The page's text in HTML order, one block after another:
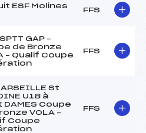
ESF Molines
FFS
GAP –
de Bronze
– Qualif Coupe
FFS
St
U18 à
DAMES Coupe
VOLA –
Coupe
FFS